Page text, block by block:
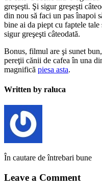
greşeşti. Şi sigur greşeşti
din nou să faci un pas înapoi
bine ai da piept cu faptele
sigur greşeşti câteodată.
Bonus, filmul are şi sunet
pereţii cănii de cafea în una
magnifică piesa asta.
Written by raluca
În cautare de întrebari bune
Leave a Comment